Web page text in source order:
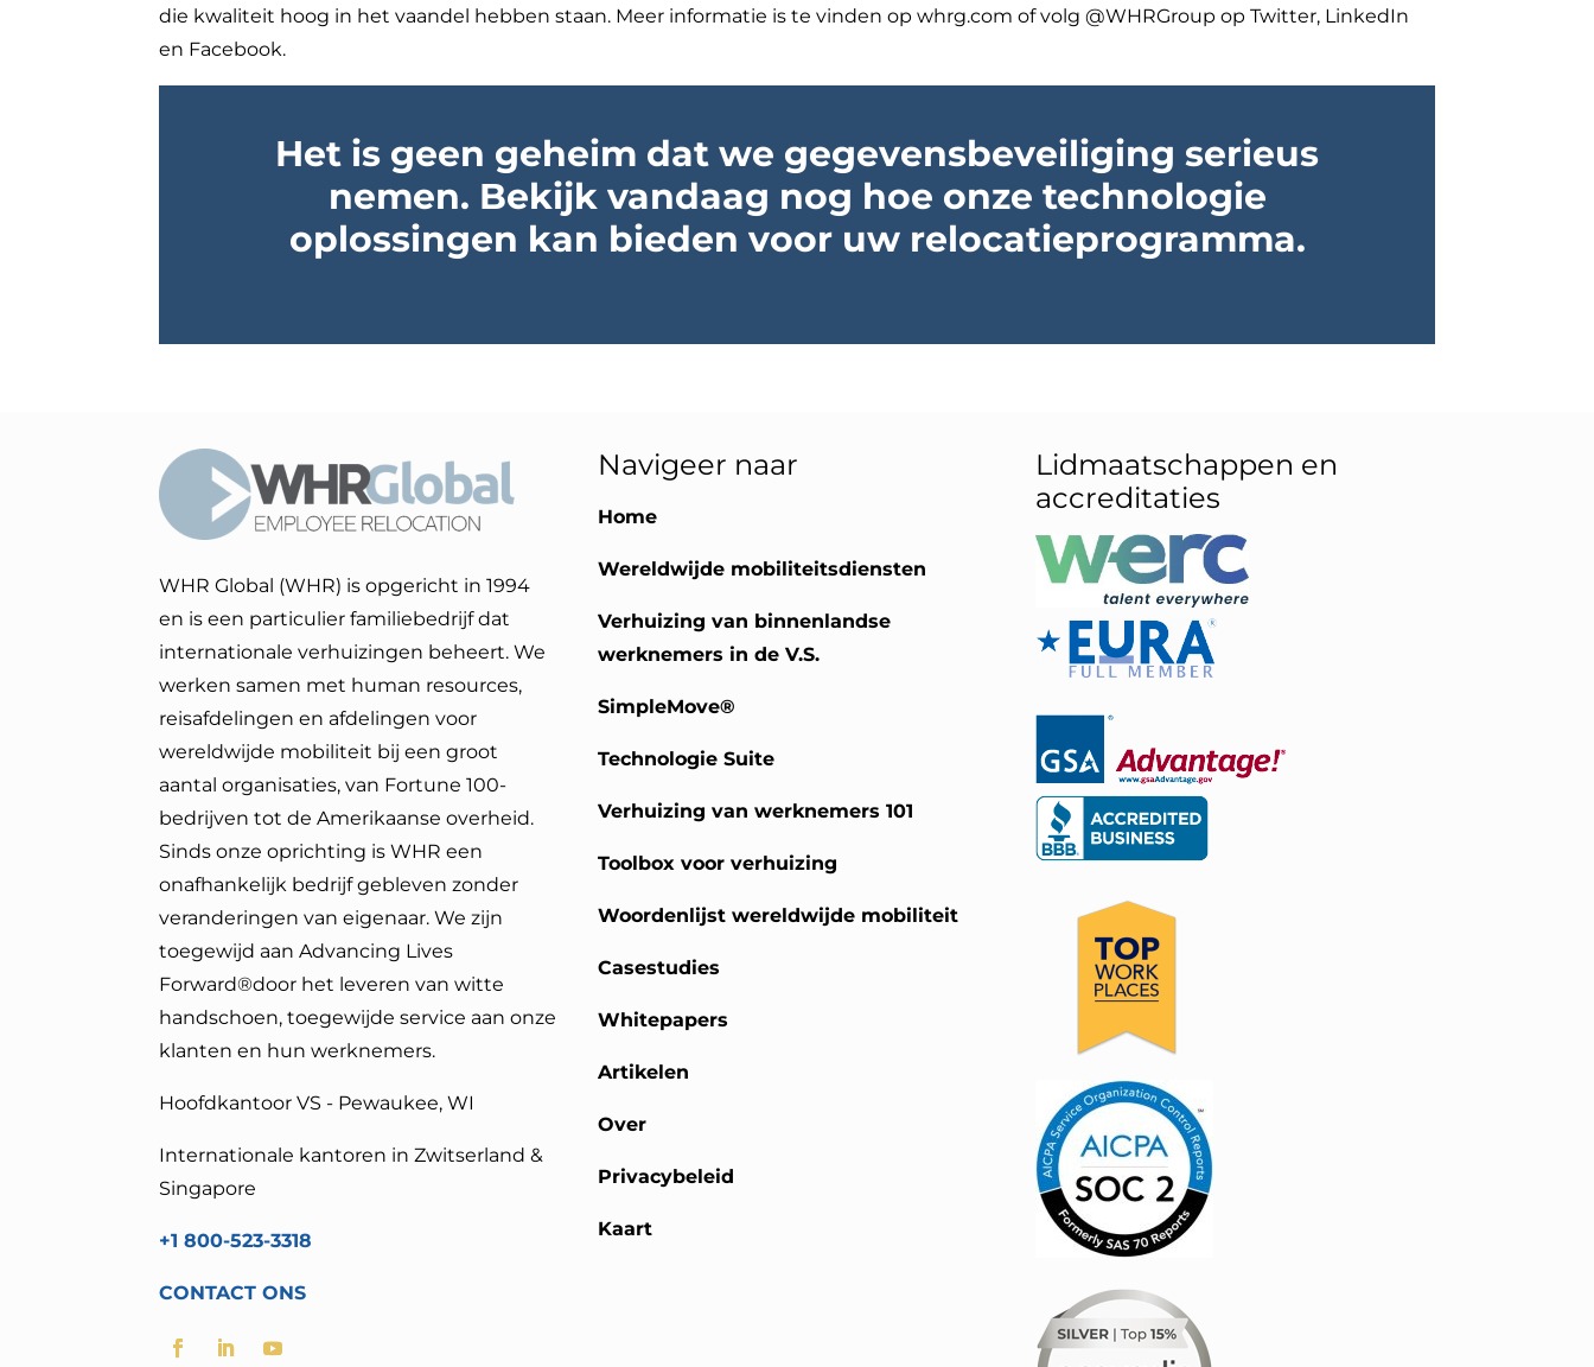
die kwaliteit hoog in het vaandel hebben staan. Meer informatie is te vinden op whrg.com of volg @WHRGroup op Twitter, LinkedIn
en Facebook.
Het is geen geheim dat we gegevensbeveiliging serieus
nemen. Bekijk vandaag nog hoe onze technologie
oplossingen kan bieden voor uw relocatieprogramma.
WHR Global (WHR) is opgericht in 1994
en is een particulier familiebedrijf dat
internationale verhuizingen beheert. We
werken samen met human resources,
reisafdelingen en afdelingen voor
wereldwijde mobiliteit bij een groot
aantal organisaties, van Fortune 100-
bedrijven tot de Amerikaanse overheid.
Sinds onze oprichting is WHR een
onafhankelijk bedrijf gebleven zonder
veranderingen van eigenaar. We zijn
toegewijd aan Advancing Lives
Forward®door het leveren van witte
handschoen, toegewijde service aan onze
klanten en hun werknemers.
Hoofdkantoor VS - Pewaukee, WI
Internationale kantoren in Zwitserland &
Singapore
+1 800-523-3318
CONTACT ONS
Navigeer naar
Home
Wereldwijde mobiliteitsdiensten
Verhuizing van binnenlandse
werknemers in de V.S.
SimpleMove®
Technologie Suite
Verhuizing van werknemers 101
Toolbox voor verhuizing
Woordenlijst wereldwijde mobiliteit
Casestudies
Whitepapers
Artikelen
Over
Privacybeleid
Kaart
Lidmaatschappen en
accreditaties